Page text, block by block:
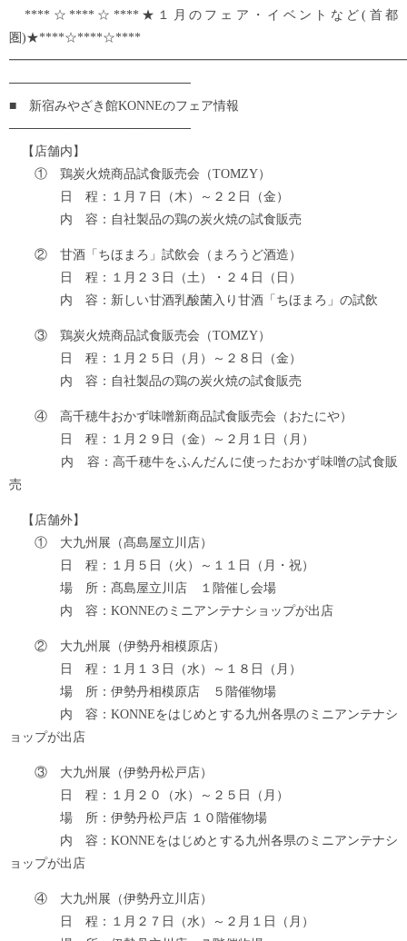
****☆****☆****★１月のフェア・イベントなど(首都
圏)★****☆****☆****
────────────────────
■ 新宿みやざき館KONNEのフェア情報
────────────────────
【店舗内】
① 鶏炭火焼商品試食販売会（TOMZY）
日 程：１月７日（木）～２２日（金）
内 容：自社製品の鶏の炭火焼の試食販売
② 甘酒「ちほまろ」試飲会（まろうど酒造）
日 程：１月２３日（土）・２４日（日）
内 容：新しい甘酒乳酸菌入り甘酒「ちほまろ」の試飲
③ 鶏炭火焼商品試食販売会（TOMZY）
日 程：１月２５日（月）～２８日（金）
内 容：自社製品の鶏の炭火焼の試食販売
④ 高千穂牛おかず味噌新商品試食販売会（おたにや）
日 程：１月２９日（金）～２月１日（月）
内 容：高千穂牛をふんだんに使ったおかず味噌の試食販
売
【店舗外】
① 大九州展（髙島屋立川店）
日 程：１月５日（火）～１１日（月・祝）
場 所：髙島屋立川店 １階催し会場
内 容：KONNEのミニアンテナショップが出店
② 大九州展（伊勢丹相模原店）
日 程：１月１３日（水）～１８日（月）
場 所：伊勢丹相模原店 ５階催物場
内 容：KONNEをはじめとする九州各県のミニアンテナシ
ョップが出店
③ 大九州展（伊勢丹松戸店）
日 程：１月２０（水）～２５日（月）
場 所：伊勢丹松戸店 １０階催物場
内 容：KONNEをはじめとする九州各県のミニアンテナシ
ョップが出店
④ 大九州展（伊勢丹立川店）
日 程：１月２７日（水）～２月１日（月）